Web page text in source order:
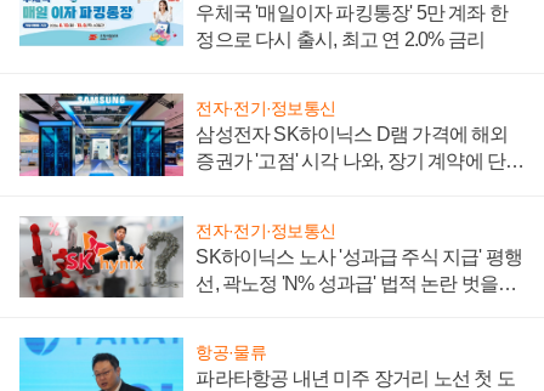
우체국 '매일이자 파킹통장' 5만 계좌 한
정으로 다시 출시, 최고 연 2.0% 금리
전자·전기·정보통신
삼성전자 SK하이닉스 D램 가격에 해외
증권가 '고점' 시각 나와, 장기 계약에 단점
전자·전기·정보통신
SK하이닉스 노사 '성과급 주식 지급' 평행
선, 곽노정 'N% 성과급' 법적 논란 벗을지
항공·물류
파라타항공 내년 미주 장거리 노선 첫 도